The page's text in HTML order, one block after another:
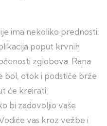
ima nekoliko prednosti.
poput krvnih
zglobova. Rana
bol, otok i podstiče brže
će kreirati
bi zadovoljio vaše
vas kroz vežbe i